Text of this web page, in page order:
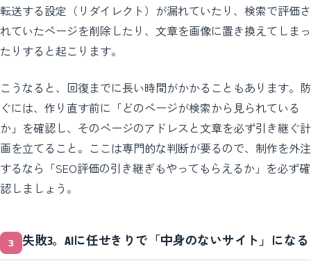
転送する設定（リダイレクト）が漏れていたり、検索で評価さ
れていたページを削除したり、文章を画像に置き換えてしまっ
たりすると起こります。
こうなると、回復までに長い時間がかかることもあります。防
ぐには、作り直す前に「どのページが検索から見られている
か」を確認し、そのページのアドレスと文章を必ず引き継ぐ計
画を立てること。ここは専門的な判断が要るので、制作を外注
するなら「SEO評価の引き継ぎもやってもらえるか」を必ず確
認しましょう。
失敗3。AIに任せきりで「中身のないサイト」になる